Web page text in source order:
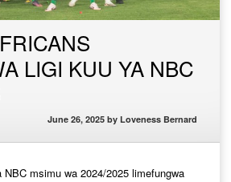
LIGI KUU YA NBC
June 26, 2025 by Loveness Bernard
msimu wa 2024/2025 limefungwa